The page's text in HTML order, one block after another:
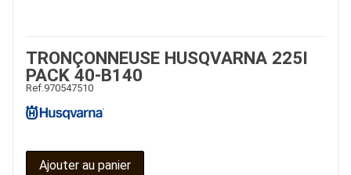
TRONÇONNEUSE HUSQVARNA 225I
PACK 40-B140
Ref. 970547510
Ajouter au panier